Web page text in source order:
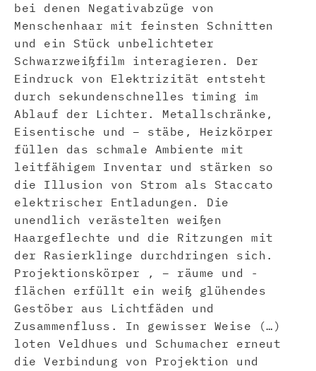
bei denen Negativabzüge von
Menschenhaar mit feinsten Schnitten
und ein Stück unbelichteter
Schwarzweißfilm interagieren. Der
Eindruck von Elektrizität entsteht
durch sekundenschnelles timing im
Ablauf der Lichter. Metallschränke,
Eisentische und – stäbe, Heizkörper
füllen das schmale Ambiente mit
leitfähigem Inventar und stärken so
die Illusion von Strom als Staccato
elektrischer Entladungen. Die
unendlich verästelten weißen
Haargeflechte und die Ritzungen mit
der Rasierklinge durchdringen sich.
Projektionskörper , – räume und -
flächen erfüllt ein weiß glühendes
Gestöber aus Lichtfäden und
Zusammenfluss. In gewisser Weise (…)
loten Veldhues und Schumacher erneut
die Verbindung von Projektion und